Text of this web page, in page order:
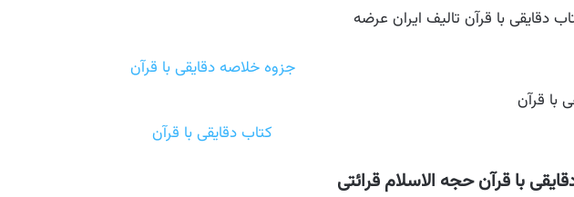
دقایقی با قرآن تالیف ایران عرضه
جزوه خلاصه دقایقی با قرآن
با قرآن
کتاب دقایقی با قرآن
با قرآن حجه الاسلام قرائتی